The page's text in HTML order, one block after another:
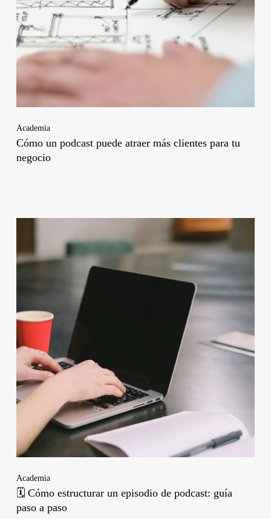
Academia
Cómo un podcast puede atraer más clientes para tu
negocio
Academia
🗓️ Cómo estructurar un episodio de podcast: guía
paso a paso